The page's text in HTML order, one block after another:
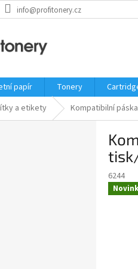
info@profitonery.cz
papír Tonery
a etikety Kompatibilní
6244